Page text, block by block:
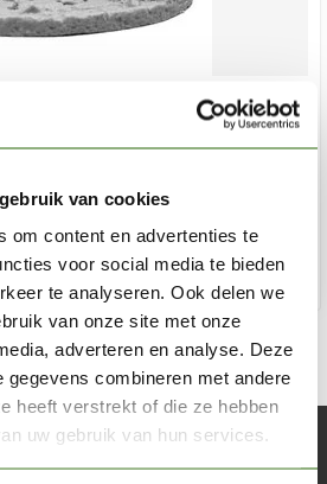
van cookies
om content en advertenties te
voor social media te bieden
te analyseren. Ook delen we
van onze site met onze
adverteren en analyse. Deze
gegevens combineren met andere
heeft verstrekt of die ze hebben
uw gebruik van hun services.
- MM-0118
€17,17